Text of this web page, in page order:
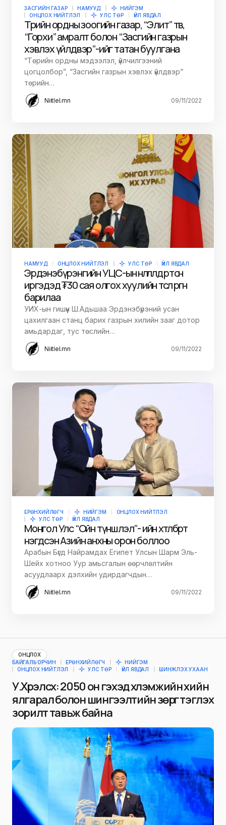
ЗАСГИЙН ГАЗАР НАМУУД
НИЙГЭМ
ОНЦЛОХ НИЙТЛЭЛ
УЛС ТӨР ҮЙЛ ЯВДАЛ
Төрийн ордны зоогийн газар, “Элит” төв,
“Горхи” амралт болон “Засгийн газрын
хэвлэх үйлдвэр”-ийг татан буулгана
“Төрийн ордны мэдээлэл, үйлчилгээний
цогцолбор”, “Засгийн газрын хэвлэх үйлдвэр”
төрийн…
Niitlel.mn 09/11/2022
НАМУУД ОНЦЛОХ НИЙТЛЭЛ УЛС ТӨР ҮЙЛ ЯВДАЛ
Эрдэнэбүрэнгийн УЦС-ын нөлөөлөлд өртсөн
иргэдэд ₮30 сая олгох хуулийн төсөл өргөн
барилаа
УИХ-ын гишүүн Ш.Адьшаа Эрдэнэбүрэний усан
цахилгаан станц барих газрын хилийн зааг дотор
амьдардаг, тус төслийн…
Niitlel.mn 09/11/2022
ЕРӨНХИЙЛӨГЧ НИЙГЭМ
ОНЦЛОХ НИЙТЛЭЛ
УЛС ТӨР
ҮЙЛ ЯВДАЛ
Монгол Улс “Ойн түншлэл”- ийн хөтөлбөрт
нэгдсэн Азийн анхны орон боллоо
Арабын Бүгд Найрамдах Египет Улсын Шарм Эль-
Шейх хотноо Уур амьсгалын өөрчлөлтийн
асуудлаарх дэлхийн удирдагчдын…
Niitlel.mn 09/11/2022
ОНЦЛОХ
БАЙГАЛЬ ОРЧИН
ЕРӨНХИЙЛӨГЧ
НИЙГЭМ
ОНЦЛОХ НИЙТЛЭЛ
УЛС ТӨР ҮЙЛ ЯВДАЛ ШИНЖЛЭХ УХААН
У.Хүрэлсүх: 2050 он гэхэд хүлэмжийн хийн
ялгарал болон шингээлтийн зөрүүг тэглэх
зорилт тавьж байна